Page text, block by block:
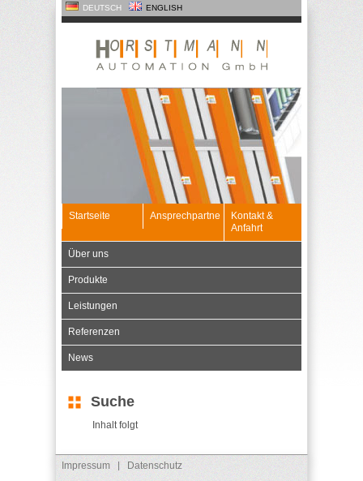
DEUTSCH ENGLISH
Startseite Ansprechpartner
Kontakt &
Anfahrt
Über uns
Produkte
Leistungen
Referenzen
News
Suche
Inhalt folgt
Impressum| Datenschutz